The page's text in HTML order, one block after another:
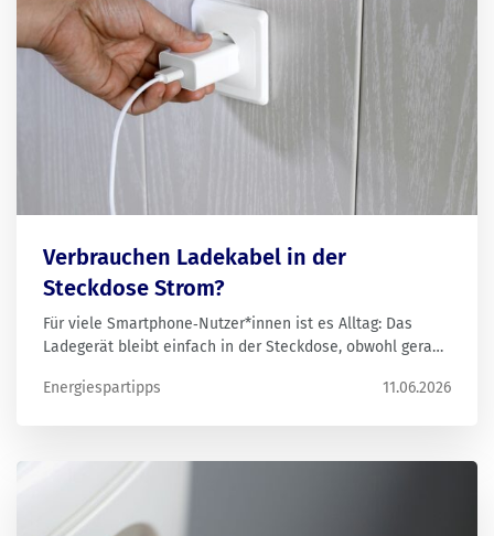
Verbrauchen Ladekabel in der
Steckdose Strom?
Für viele Smartphone‑Nutzer*innen ist es Alltag: Das
Ladegerät bleibt einfach in der Steckdose, obwohl gerade
in der Steckdose tatsächlich Strom – oder ist das nur ein
Energiespartipps 11.06.2026